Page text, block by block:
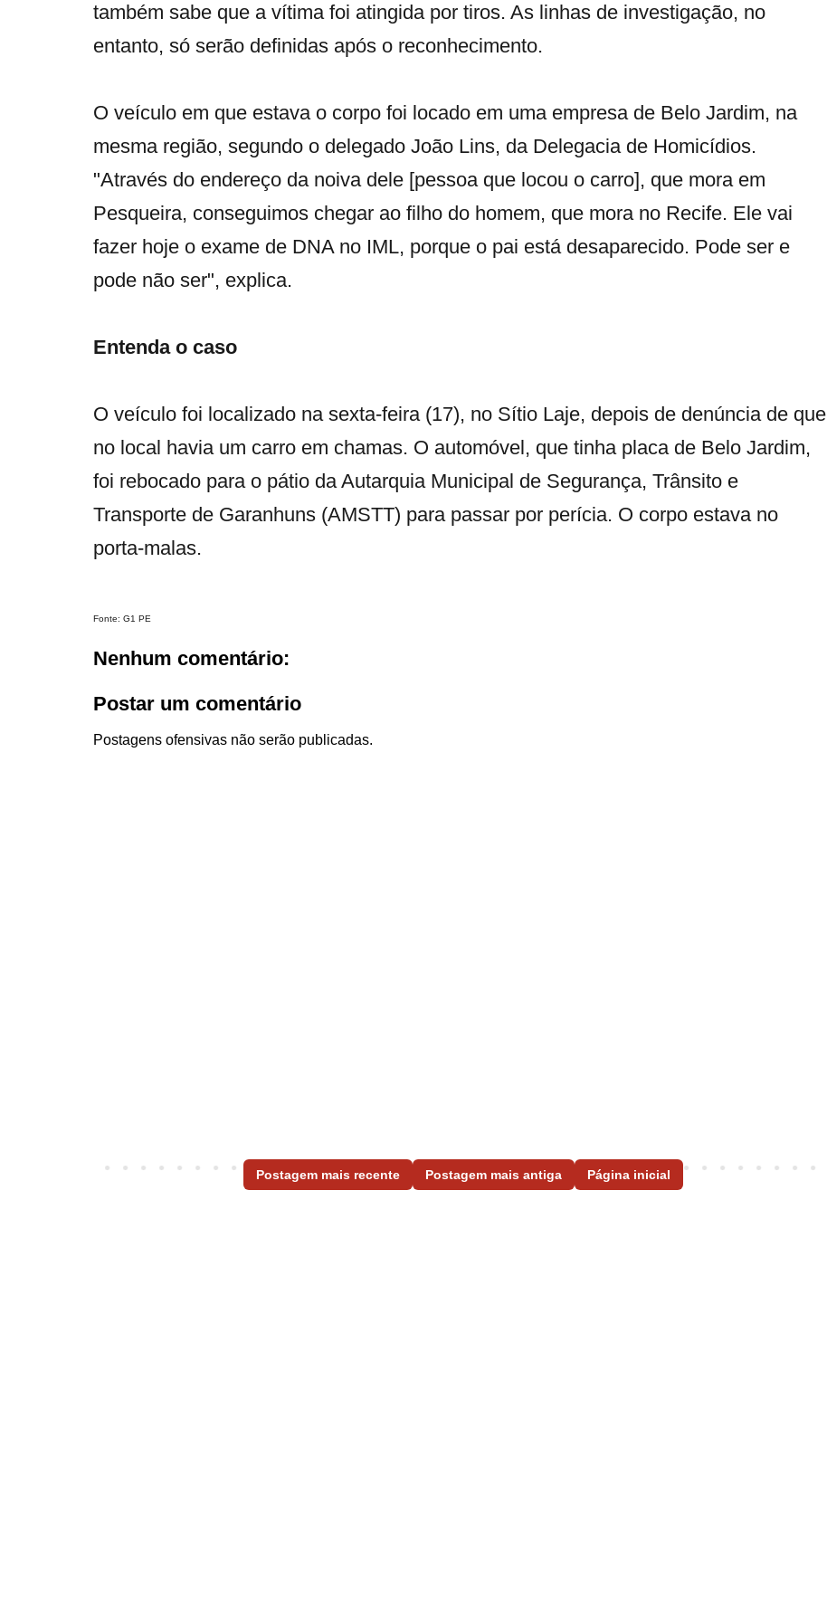
também sabe que a vítima foi atingida por tiros. As linhas de investigação, no
entanto, só serão definidas após o reconhecimento.
O veículo em que estava o corpo foi locado em uma empresa de Belo Jardim, na
mesma região, segundo o delegado João Lins, da Delegacia de Homicídios.
"Através do endereço da noiva dele [pessoa que locou o carro], que mora em
Pesqueira, conseguimos chegar ao filho do homem, que mora no Recife. Ele vai
fazer hoje o exame de DNA no IML, porque o pai está desaparecido. Pode ser e
pode não ser", explica.
Entenda o caso
O veículo foi localizado na sexta-feira (17), no Sítio Laje, depois de denúncia de que
no local havia um carro em chamas. O automóvel, que tinha placa de Belo Jardim,
foi rebocado para o pátio da Autarquia Municipal de Segurança, Trânsito e
Transporte de Garanhuns (AMSTT) para passar por perícia. O corpo estava no
porta-malas.
Fonte: G1 PE
Nenhum comentário:
Postar um comentário
Postagens ofensivas não serão publicadas.
Postagem mais recente Postagem mais antiga Página inicial